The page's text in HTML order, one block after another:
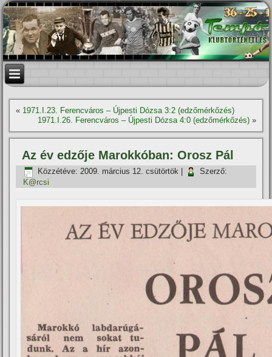
« 1971.I.23. Ferencváros – Újpesti Dózsa 3:2 (edzőmérkőzés)
1971.I.26. Ferencváros – Újpesti Dózsa 4:0 (edzőmérkőzés)»
Az év edzője Marokkóban: Orosz Pál
Közzétéve: 2009. március 12. csütörtök
Szerző:
K@rcsi